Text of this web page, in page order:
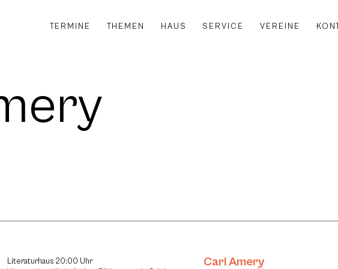
TERMINE THEMEN HAUS SERVICE VEREINE
Literaturhaus 20:00 Uhr
Carl Amery